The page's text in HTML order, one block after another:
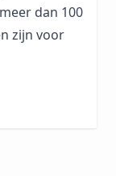
dan 100
zijn voor